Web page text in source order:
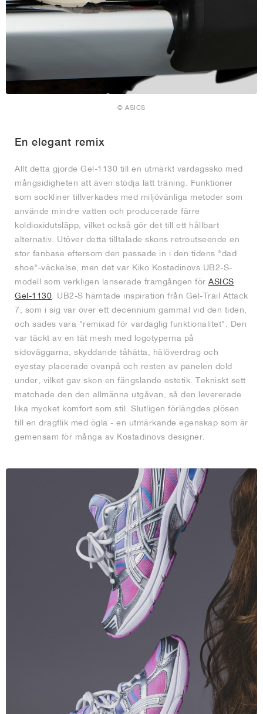
© ASICS
En elegant remix
Allt detta gjorde Gel-1130 till en utmärkt vardagssko med
mångsidigheten att även stödja lätt träning. Funktioner
som sockliner tillverkades med miljövänliga metoder som
använde mindre vatten och producerade färre
koldioxidutsläpp, vilket också gör det till ett hållbart
alternativ. Utöver detta tilltalade skons retroutseende en
stor fanbase eftersom den passade in i den tidens "dad
shoe"-väckelse, men det var Kiko Kostadinovs UB2-S-
modell som verkligen lanserade framgången för ASICS
Gel-1130. UB2-S hämtade inspiration från Gel-Trail Attack
7, som i sig var över ett decennium gammal vid den tiden,
och sades vara "remixad för vardaglig funktionalitet". Den
var täckt av en tät mesh med logotyperna på
sidoväggarna, skyddande tåhätta, hälöverdrag och
eyestay placerade ovanpå och resten av panelen dold
under, vilket gav skon en fängslande estetik. Tekniskt sett
matchade den den allmänna utgåvan, så den levererade
lika mycket komfort som stil. Slutligen förlängdes plösen
till en dragflik med ögla - en utmärkande egenskap som är
gemensam för många av Kostadinovs designer.